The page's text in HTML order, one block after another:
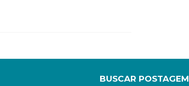
BUSCAR POSTAGEM